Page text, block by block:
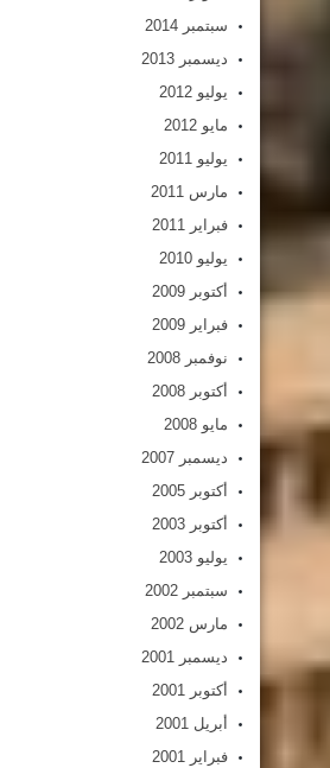
سبتمبر 2014
ديسمبر 2013
يوليو 2012
مايو 2012
يوليو 2011
مارس 2011
فبراير 2011
يوليو 2010
أكتوبر 2009
فبراير 2009
نوفمبر 2008
أكتوبر 2008
مايو 2008
ديسمبر 2007
أكتوبر 2005
أكتوبر 2003
يوليو 2003
سبتمبر 2002
مارس 2002
ديسمبر 2001
أكتوبر 2001
أبريل 2001
فبراير 2001